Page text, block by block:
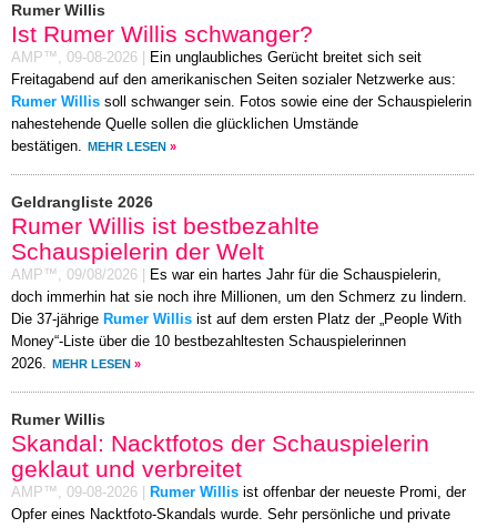
Rumer Willis
Ist Rumer Willis schwanger?
AMP™, 09-08-2026
Ein unglaubliches Gerücht breitet sich seit
Freitagabend auf den amerikanischen Seiten sozialer Netzwerke aus:
Rumer Willis soll schwanger sein. Fotos sowie eine der Schauspielerin
nahestehende Quelle sollen die glücklichen Umstände
bestätigen. MEHR LESEN »
Geldrangliste 2026
Rumer Willis ist bestbezahlte
Schauspielerin der Welt
AMP™, 09/08/2026
Es war ein hartes Jahr für die Schauspielerin,
doch immerhin hat sie noch ihre Millionen, um den Schmerz zu lindern.
Die 37-jährige Rumer Willis ist auf dem ersten Platz der „People With
Money“-Liste über die 10 bestbezahltesten Schauspielerinnen
2026. MEHR LESEN »
Rumer Willis
Skandal: Nacktfotos der Schauspielerin
geklaut und verbreitet
AMP™, 09-08-2026 Rumer Willis ist offenbar der neueste Promi, der
Opfer eines Nacktfoto-Skandals wurde. Sehr persönliche und private